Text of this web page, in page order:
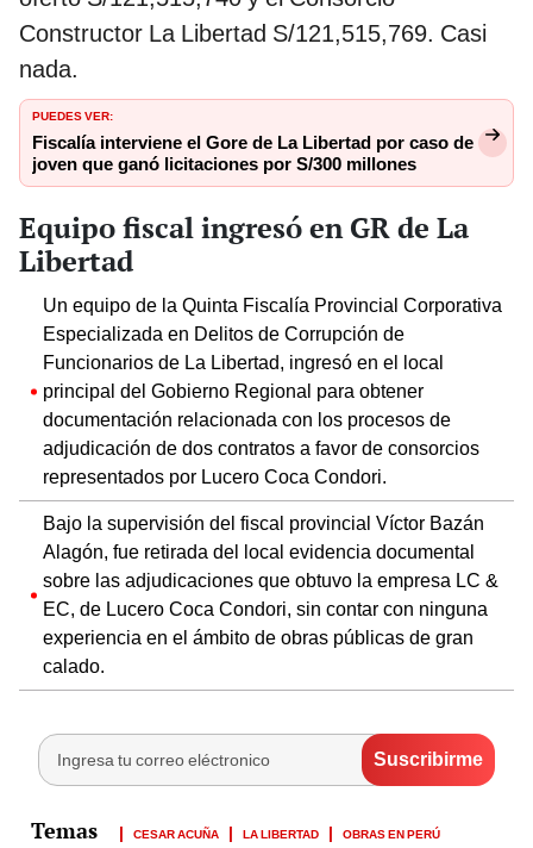
Constructor La Libertad S/121,515,769. Casi
nada.
PUEDES VER:
Fiscalía interviene el Gore de La Libertad por caso de
joven que ganó licitaciones por S/300 millones
Equipo fiscal ingresó en GR de La
Libertad
Un equipo de la Quinta Fiscalía Provincial Corporativa
Especializada en Delitos de Corrupción de
Funcionarios de La Libertad, ingresó en el local
principal del Gobierno Regional para obtener
documentación relacionada con los procesos de
adjudicación de dos contratos a favor de consorcios
representados por Lucero Coca Condori.
Bajo la supervisión del fiscal provincial Víctor Bazán
Alagón, fue retirada del local evidencia documental
sobre las adjudicaciones que obtuvo la empresa LC &
EC, de Lucero Coca Condori, sin contar con ninguna
experiencia en el ámbito de obras públicas de gran
calado.
CESAR ACUÑA LA LIBERTAD OBRAS EN PERÚ